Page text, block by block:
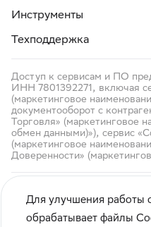
Инструменты
Техподдержка
Доступ к сервисам и ПО
ИНН 7801392271, включая
(маркетинговое
документооборот с
Торговля» (маркетинговое
обмен данными)»), сервис
(маркетинговое
Доверенности»
Для улучшения работы
обрабатывает файлы